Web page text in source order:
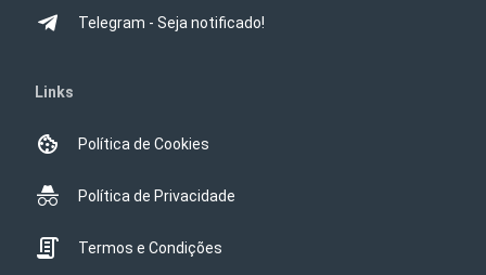
Telegram - Seja notificado!
Links
Política de Cookies
Política de Privacidade
Termos e Condições